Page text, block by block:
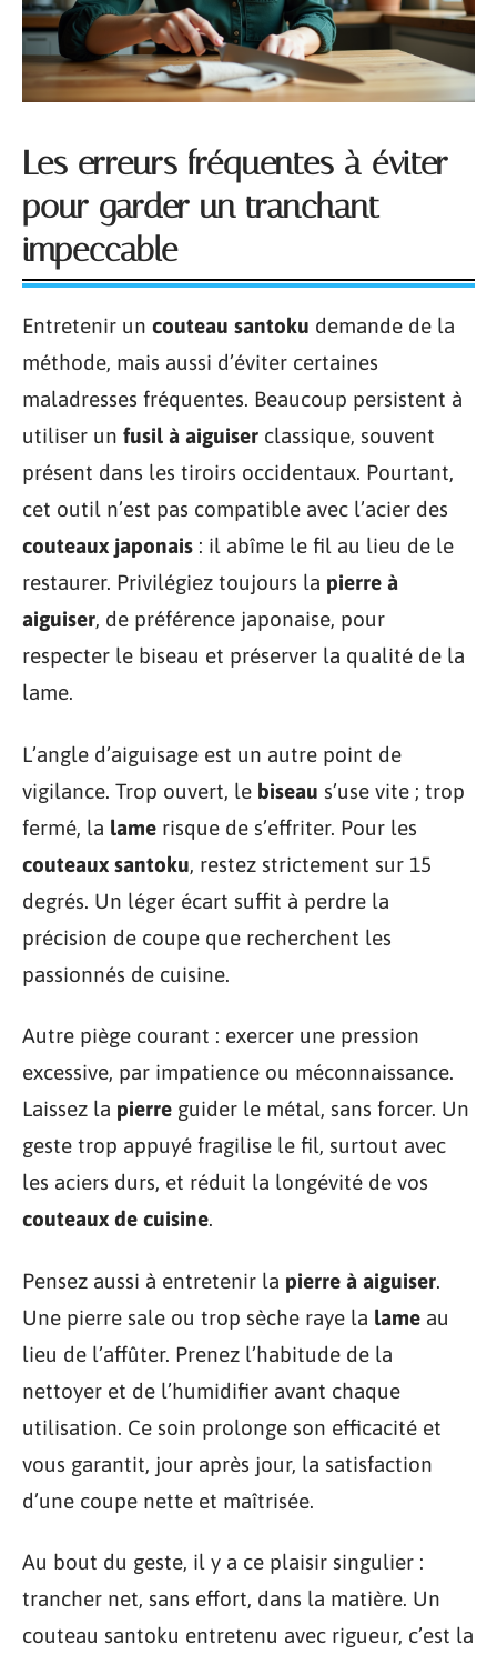
Les erreurs fréquentes à éviter
pour garder un tranchant
impeccable
Entretenir un couteau santoku demande de la
méthode, mais aussi d’éviter certaines
maladresses fréquentes. Beaucoup persistent à
utiliser un fusil à aiguiser classique, souvent
présent dans les tiroirs occidentaux. Pourtant,
cet outil n’est pas compatible avec l’acier des
couteaux japonais : il abîme le fil au lieu de le
restaurer. Privilégiez toujours la pierre à
aiguiser, de préférence japonaise, pour
respecter le biseau et préserver la qualité de la
lame.
L’angle d’aiguisage est un autre point de
vigilance. Trop ouvert, le biseau s’use vite ; trop
fermé, la lame risque de s’effriter. Pour les
couteaux santoku, restez strictement sur 15
degrés. Un léger écart suffit à perdre la
précision de coupe que recherchent les
passionnés de cuisine.
Autre piège courant : exercer une pression
excessive, par impatience ou méconnaissance.
Laissez la pierre guider le métal, sans forcer. Un
geste trop appuyé fragilise le fil, surtout avec
les aciers durs, et réduit la longévité de vos
couteaux de cuisine.
Pensez aussi à entretenir la pierre à aiguiser.
Une pierre sale ou trop sèche raye la lame au
lieu de l’affûter. Prenez l’habitude de la
nettoyer et de l’humidifier avant chaque
utilisation. Ce soin prolonge son efficacité et
vous garantit, jour après jour, la satisfaction
d’une coupe nette et maîtrisée.
Au bout du geste, il y a ce plaisir singulier :
trancher net, sans effort, dans la matière. Un
couteau santoku entretenu avec rigueur, c’est la